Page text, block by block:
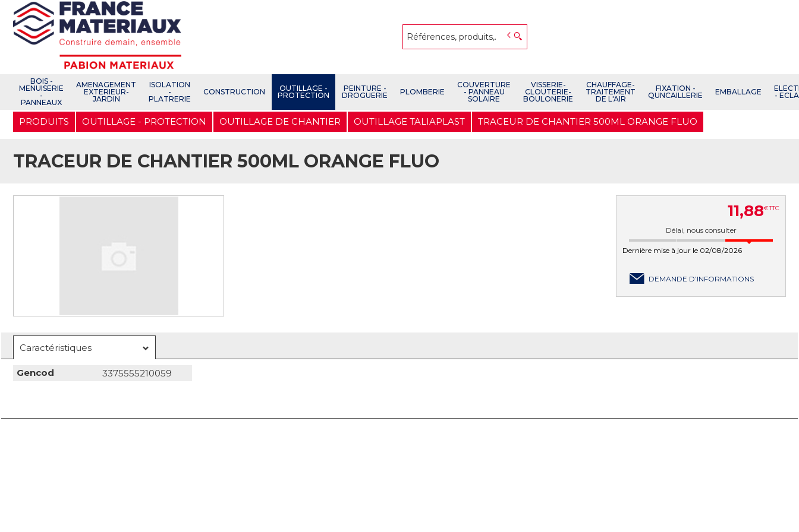
Aller
contenu
BOIS -
MENUISERIE
-
PANNEAUX
AMENAGEMENT
EXTERIEUR-
JARDIN
ISOLATION
-
PLATRERIE
CONSTRUCTION
OUTILLAGE -
PROTECTION
PEINTURE -
DROGUERIE
PLOMBERIE
COUVERTURE
- PANNEAU
SOLAIRE
VISSERIE-
CLOUTERIE-
BOULONERIE
CHAUFFAGE-
TRAITEMENT
DE L'AIR
FIXATION -
QUNCAILLERIE
EMBALLAGE
-
PRODUITS OUTILLAGE - PROTECTION OUTILLAGE DE CHANTIER OUTILLAGE TALIAPLAST TRACEUR DE CHANTIER 500ML ORANGE FLUO
TRACEUR DE CHANTIER 500ML ORANGE FLUO
11,88€TTC
Délai, nous consulter
Dernière mise à jour le 02/08/2026
DEMANDE D’INFORMATIONS
Caractéristiques
Gencod 3375555210059